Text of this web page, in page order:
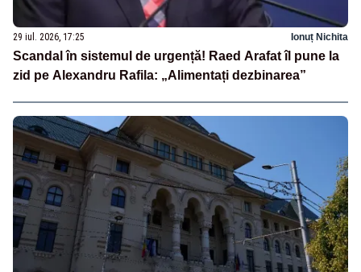
29 iul. 2026, 17:25 Ionuț Nichita
Scandal în sistemul de urgență! Raed Arafat îl pune la
zid pe Alexandru Rafila: „Alimentați dezbinarea”